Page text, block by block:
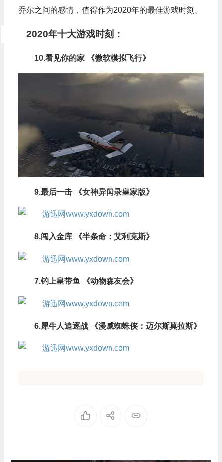
乔尔之间的感情，值得作为2020年的最佳游戏时刻。
2020年十大游戏时刻：
10.看见你的家 《微软模拟飞行》
9.最后一击 《女神异闻录皇家版》
8.闯入金库 《半条命：艾利克斯》
7.钓上皇带鱼 《动物森友会》
6.犀牛人追逐战 《漫威蜘蛛侠：迈尔斯莫拉斯》